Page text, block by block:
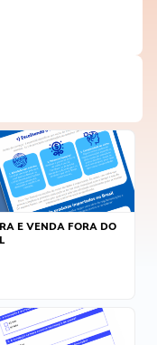
E VENDA FORA DO